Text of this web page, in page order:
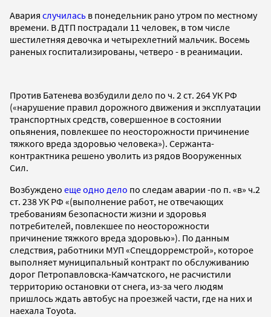
Авария случилась в понедельник рано утром по местному
времени. В ДТП пострадали 11 человек, в том числе
шестилетняя девочка и четырехлетний мальчик. Восемь
раненых госпитализированы, четверо - в реанимации.
Против Батенева возбудили дело по ч. 2 ст. 264 УК РФ
(«нарушение правил дорожного движения и эксплуатации
транспортных средств, совершенное в состоянии
опьянения, повлекшее по неосторожности причинение
тяжкого вреда здоровью человека»). Сержанта-
контрактника решено уволить из рядов Вооруженных
Сил.
Возбуждено еще одно дело по следам аварии -по п. «в» ч.2
ст. 238 УК РФ «(выполнение работ, не отвечающих
требованиям безопасности жизни и здоровья
потребителей, повлекшее по неосторожности
причинение тяжкого вреда здоровью»). По данным
следствия, работники МУП «Спецдорремстрой», которое
выполняет муниципальный контракт по обслуживанию
дорог Петропавловска-Камчатского, не расчистили
территорию остановки от снега, из-за чего людям
пришлось ждать автобус на проезжей части, где на них и
наехала Toyota.